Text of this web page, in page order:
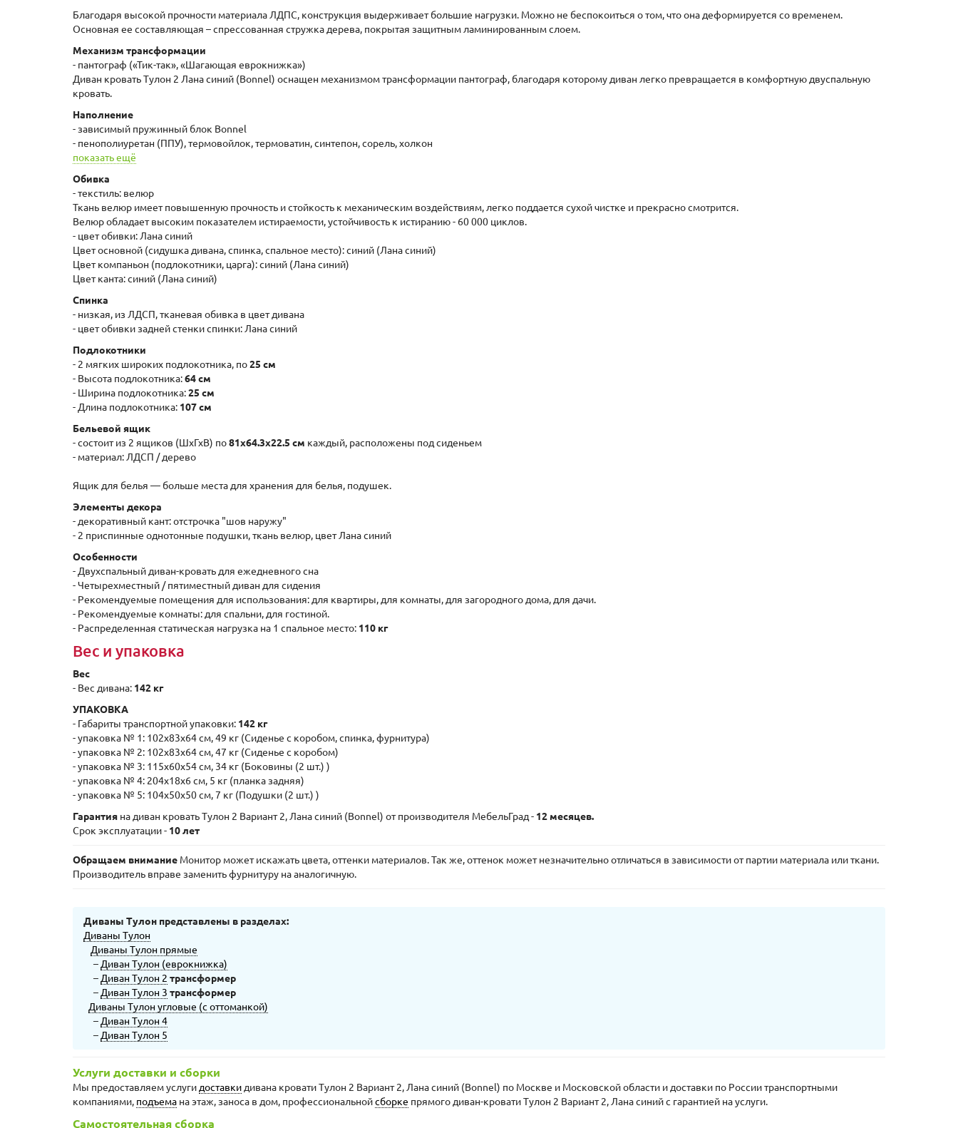
Благодаря высокой прочности материала ЛДПС, конструкция выдерживает большие нагрузки. Можно не беспокоиться о том, что она деформируется со временем.
Основная ее составляющая – спрессованная стружка дерева, покрытая защитным ламинированным слоем.
Механизм трансформации
- пантограф («Тик-так», «Шагающая еврокнижка»)
Диван кровать Тулон 2 Лана синий (Bonnel) оснащен механизмом трансформации пантограф, благодаря которому диван легко превращается в комфортную двуспальную
кровать.
Наполнение
- зависимый пружинный блок Bonnel
- пенополиуретан (ППУ), термовойлок, термоватин, синтепон, сорель, холкон
показать ещё
Обивка
- текстиль: велюр
Ткань велюр имеет повышенную прочность и стойкость к механическим воздействиям, легко поддается сухой чистке и прекрасно смотрится.
Велюр обладает высоким показателем истираемости, устойчивость к истиранию - 60 000 циклов.
- цвет обивки: Лана синий
Цвет основной (сидушка дивана, спинка, спальное место): синий (Лана синий)
Цвет компаньон (подлокотники, царга): синий (Лана синий)
Цвет канта: синий (Лана синий)
Спинка
- низкая, из ЛДСП, тканевая обивка в цвет дивана
- цвет обивки задней стенки спинки: Лана синий
Подлокотники
- 2 мягких широких подлокотника, по25 см
- Высота подлокотника:64 см
- Ширина подлокотника:25 см
- Длина подлокотника: 107 см
Бельевой ящик
- состоит из 2 ящиков (ШxГхВ) по81х64.3х22.5 см каждый, расположены под сиденьем
- материал: ЛДСП / дерево
Ящик для белья — больше места для хранения для белья, подушек.
Элементы декора
- декоративный кант: отстрочка "шов наружу"
- 2 приспинные однотонные подушки, ткань велюр, цвет Лана синий
Особенности
- Двухспальный диван-кровать для ежедневного сна
- Четырехместный / пятиместный диван для сидения
- Рекомендуемые помещения для использования: для квартиры, для комнаты, для загородного дома, для дачи.
- Рекомендуемые комнаты: для спальни, для гостиной.
- Распределенная статическая нагрузка на 1 спальное место: 110 кг
Вес и упаковка
Вес
- Вес дивана: 142 кг
УПАКОВКА
- Габариты транспортной упаковки: 142 кг
- упаковка № 1: 102х83х64 см, 49 кг (Сиденье с коробом, спинка, фурнитура)
- упаковка № 2: 102х83х64 см, 47 кг (Сиденье с коробом)
- упаковка № 3: 115х60х54 см, 34 кг (Боковины (2 шт.) )
- упаковка № 4: 204х18х6 см, 5 кг (планка задняя)
- упаковка № 5: 104х50х50 см, 7 кг (Подушки (2 шт.) )
Гарантия на диван кровать Тулон 2 Вариант 2, Лана синий (Bonnel) от производителя МебельГрад - 12 месяцев.
Срок эксплуатации - 10 лет
Обращаем внимание Монитор может искажать цвета, оттенки материалов. Так же, оттенок может незначительно отличаться в зависимости от партии материала или ткани.
Производитель вправе заменить фурнитуру на аналогичную.
Диваны Тулон представлены в разделах:
Диваны Тулон
Диваны Тулон прямые
– Диван Тулон (еврокнижка)
– Диван Тулон 2 трансформер
– Диван Тулон 3 трансформер
Диваны Тулон угловые (с оттоманкой)
– Диван Тулон 4
– Диван Тулон 5
Услуги доставки и сборки
Мы предоставляем услуги доставки дивана кровати Тулон 2 Вариант 2, Лана синий (Bonnel) по Москве и Московской области и доставки по России транспортными
компаниями, подъема на этаж, заноса в дом, профессиональнойсборке прямого диван-кровати Тулон 2 Вариант 2, Лана синий с гарантией на услуги.
Самостоятельная сборка